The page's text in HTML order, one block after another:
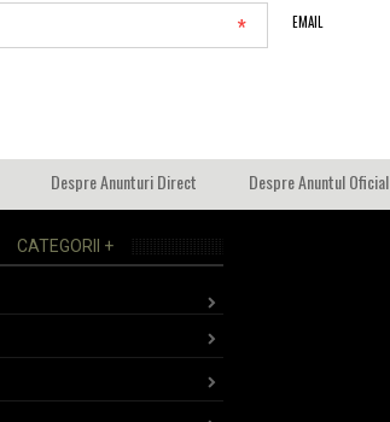
EMAIL
*
Despre Anunturi Direct Despre Anuntul Oficial
CATEGORII +